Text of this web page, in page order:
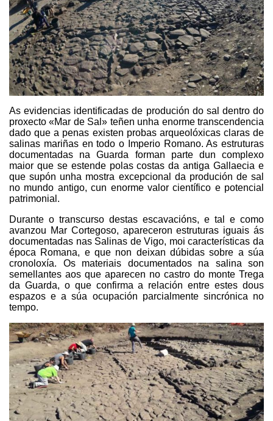
As evidencias identificadas de produción do sal dentro do
proxecto «Mar de Sal» teñen unha enorme transcendencia
dado que a penas existen probas arqueolóxicas claras de
salinas mariñas en todo o Imperio Romano. As estruturas
documentadas na Guarda forman parte dun complexo
maior que se estende polas costas da antiga Gallaecia e
que supón unha mostra excepcional da produción de sal
no mundo antigo, cun enorme valor científico e potencial
patrimonial.
Durante o transcurso destas escavacións, e tal e como
avanzou Mar Cortegoso, apareceron estruturas iguais ás
documentadas nas Salinas de Vigo, moi características da
época Romana, e que non deixan dúbidas sobre a súa
cronoloxía. Os materiais documentados na salina son
semellantes aos que aparecen no castro do monte Trega
da Guarda, o que confirma a relación entre estes dous
espazos e a súa ocupación parcialmente sincrónica no
tempo.